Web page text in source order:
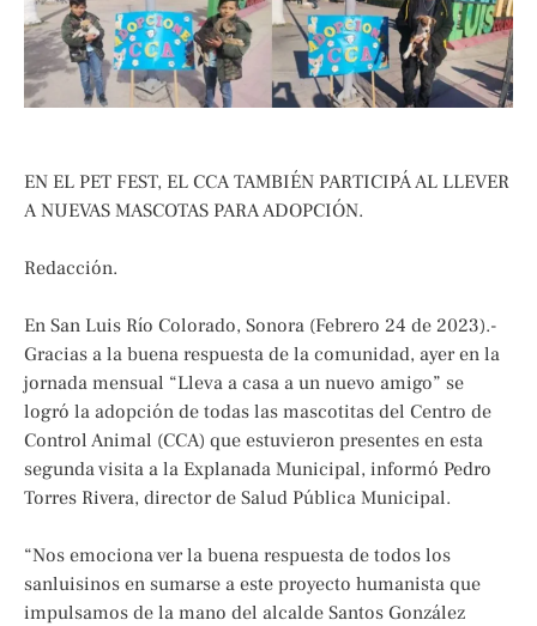
EN EL PET FEST, EL CCA TAMBIÉN PARTICIPÁ AL LLEVER
A NUEVAS MASCOTAS PARA ADOPCIÓN.
Redacción.
En San Luis Río Colorado, Sonora (Febrero 24 de 2023).-
Gracias a la buena respuesta de la comunidad, ayer en la
jornada mensual “Lleva a casa a un nuevo amigo” se
logró la adopción de todas las mascotitas del Centro de
Control Animal (CCA) que estuvieron presentes en esta
segunda visita a la Explanada Municipal, informó Pedro
Torres Rivera, director de Salud Pública Municipal.
“Nos emociona ver la buena respuesta de todos los
sanluisinos en sumarse a este proyecto humanista que
impulsamos de la mano del alcalde Santos González